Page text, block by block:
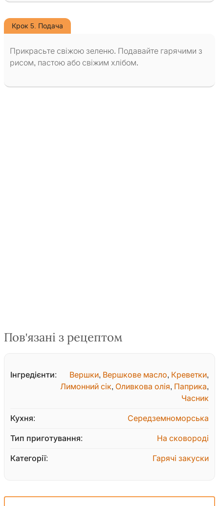
Крок 5. Подача
Прикрасьте свіжою зеленю. Подавайте гарячими з
рисом, пастою або свіжим хлібом.
Пов'язані з рецептом
Інгредієнти: Вершки, Вершкове масло, Креветки,
Лимонний сік, Оливкова олія, Паприка,
Часник
Кухня: Середземноморська
Тип приготування: На сковороді
Категорії: Гарячі закуски